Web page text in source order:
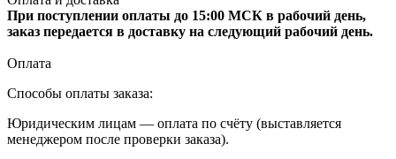
При поступлении оплаты до 15:00 МСК в рабочий день,
заказ передается в доставку на следующий рабочий день.
Оплата
Способы оплаты заказа:
Юридическим лицам — оплата по счёту (выставляется
менеджером после проверки заказа).